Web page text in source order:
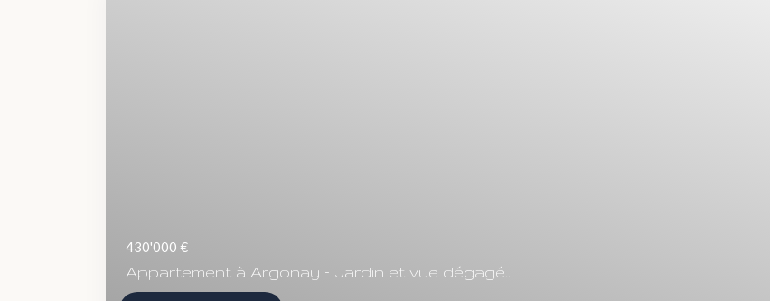
430'000 €
Appartement à Argonay – Jardin et vue dégagé...